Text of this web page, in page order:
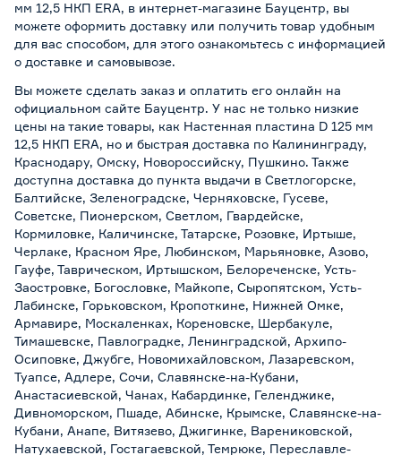
мм 12,5 НКП ERA, в интернет-магазине Бауцентр, вы
можете оформить доставку или получить товар удобным
для вас способом, для этого ознакомьтесь с информацией
о доставке и самовывозе.
Вы можете сделать заказ и оплатить его онлайн на
официальном сайте Бауцентр. У нас не только низкие
цены на такие товары, как Настенная пластина D 125 мм
12,5 НКП ERA, но и быстрая доставка по Калининграду,
Краснодару, Омску, Новороссийску, Пушкино. Также
доступна доставка до пункта выдачи в Светлогорске,
Балтийске, Зеленоградске, Черняховске, Гусеве,
Советске, Пионерском, Светлом, Гвардейске,
Кормиловке, Каличинске, Татарске, Розовке, Иртыше,
Черлаке, Красном Яре, Любинском, Марьяновке, Азово,
Гауфе, Таврическом, Иртышском, Белореченске, Усть-
Заостровке, Богословке, Майкопе, Сыропятском, Усть-
Лабинске, Горьковском, Кропоткине, Нижней Омке,
Армавире, Москаленках, Кореновске, Шербакуле,
Тимашевске, Павлоградке, Ленинградской, Архипо-
Осиповке, Джубге, Новомихайловском, Лазаревском,
Туапсе, Адлере, Сочи, Славянске-на-Кубани,
Анастасиевской, Чанах, Кабардинке, Геленджике,
Дивноморском, Пшаде, Абинске, Крымске, Славянске-на-
Кубани, Анапе, Витязево, Джигинке, Варениковской,
Натухаевской, Гостагаевской, Темрюке, Переславле-